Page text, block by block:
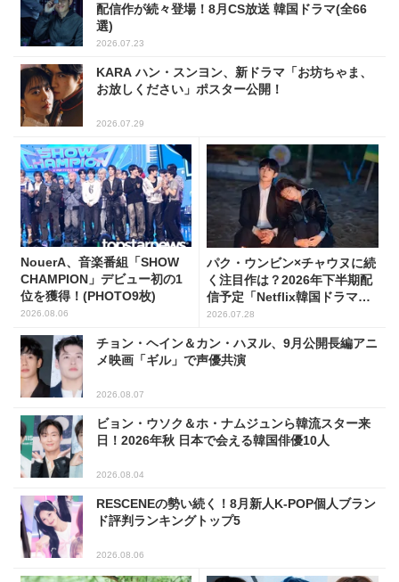
配信作が続々登場！8月CS放送 韓国ドラマ(全66
選)
2026.07.23
KARA ハン・スンヨン、新ドラマ「お坊ちゃま、
お放しください」ポスター公開！
2026.07.29
NouerA、音楽番組「SHOW
CHAMPION」デビュー初の1
位を獲得！(PHOTO9枚)
2026.08.06
パク・ウンビン×チャウヌに続
く注目作は？2026年下半期配
信予定「Netflix韓国ドラマ」8
選
2026.07.28
チョン・ヘイン＆カン・ハヌル、9月公開長編アニ
メ映画「ギル」で声優共演
2026.08.07
ビョン・ウソク＆ホ・ナムジュンら韓流スター来
日！2026年秋 日本で会える韓国俳優10人
2026.08.04
RESCENEの勢い続く！8月新人K-POP個人ブラン
ド評判ランキングトップ5
2026.08.06